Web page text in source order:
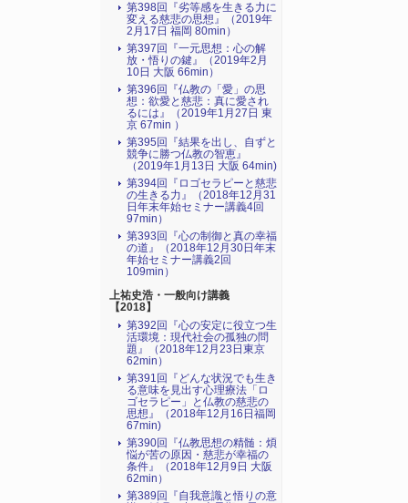
第398回『劣等感を生きる力に
変える慈悲の思想』（2019年
2月17日 福岡 80min）
第397回『一元思想：心の解
放・悟りの鍵』（2019年2月
10日 大阪 66min）
第396回『仏教の「愛」の思
想：欲愛と慈悲：真に愛され
るには』（2019年1月27日 東
京 67min ）
第395回『結果を出し、自ずと
競争に勝つ仏教の智恵』
（2019年1月13日 大阪 64min)
第394回『ロゴセラピーと慈悲
の生きる力』（2018年12月31
日年末年始セミナー講義4回
97min）
第393回『心の制御と真の幸福
の道』（2018年12月30日年末
年始セミナー講義2回
109min）
上祐史浩・一般向け講義
【2018】
第392回『心の安定に役立つ生
活環境：現代社会の孤独の問
題』（2018年12月23日東京
62min）
第391回『どんな状況でも生き
る意味を見出す心理療法「ロ
ゴセラピー」と仏教の慈悲の
思想』（2018年12月16日福岡
67min)
第390回『仏教思想の精髄：煩
悩が苦の原因・慈悲が幸福の
条件』（2018年12月9日 大阪
62min）
第389回『自我意識と悟りの意